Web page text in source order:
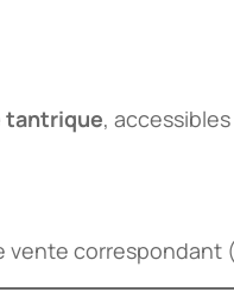
tantrique, accessibles
correspondant